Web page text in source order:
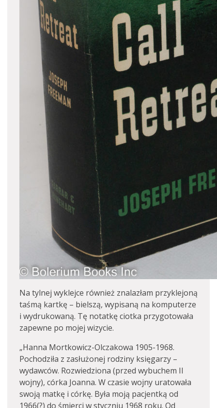
Na tylnej wyklejce również znalazłam przyklejoną
taśmą kartkę – bielszą, wypisaną na komputerze
i wydrukowaną. Tę notatkę ciotka przygotowała
zapewne po mojej wizycie.
„Hanna Mortkowicz-Olczakowa 1905-1968.
Pochodziła z zasłużonej rodziny księgarzy –
wydawców. Rozwiedziona (przed wybuchem II
wojny), córka Joanna. W czasie wojny uratowała
swoją matkę i córkę. Była moją pacjentką od
1966(?) do śmierci w styczniu 1968 roku. Od